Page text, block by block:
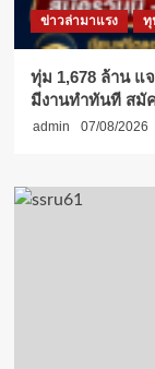
ข่าวล่ามาแรง ทุ
ทุ่ม 1,678 ล้าน แ
มีงานทำทันที สมั
admin 07/08/2026